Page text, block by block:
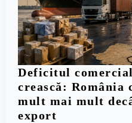
Deficitul
crească:
mult mai mult
export